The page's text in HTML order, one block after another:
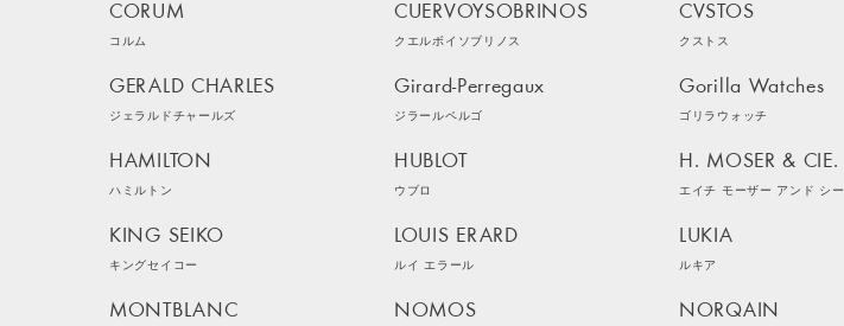
CORUM
コルム
CUERVOYSOBRINOS
クエルボイソブリノス
CVSTOS
クストス
GERALD CHARLES
ジェラルドチャールズ
Girard-Perregaux
ジラールペルゴ
Gorilla Watches
ゴリラウォッチ
HAMILTON
ハミルトン
HUBLOT
ウブロ
H. MOSER & CIE.
エイチ モーザー アンド シー
KING SEIKO
キングセイコー
LOUIS ERARD
ルイ エラール
LUKIA
ルキア
MONTBLANC NOMOS NORQAIN